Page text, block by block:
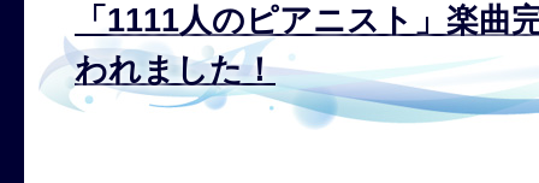
「1111人のピアニスト」楽曲
われました！